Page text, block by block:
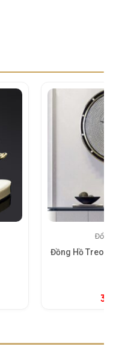
Đồng Hồ Treo